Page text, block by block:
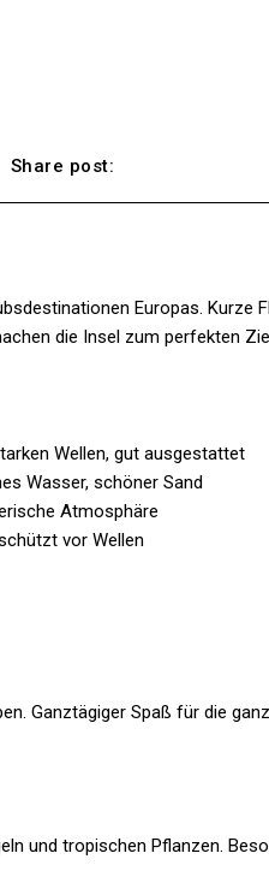
Share post:
Europas. Kurze
die Insel zum perfekten
Wellen, gut ausgestattet
Wasser, schöner Sand
Atmosphäre
vor Wellen
Ganztägiger Spaß für die
und tropischen Pflanzen.